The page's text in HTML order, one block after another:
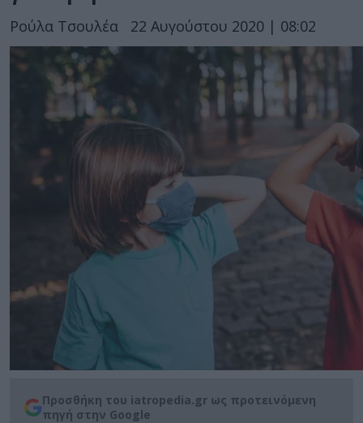
Ρούλα Τσουλέα 22 Αυγούστου 2020 | 08:02
Προσθήκη του iatropedia.gr ως προτεινόμενη
πηγή στην Google